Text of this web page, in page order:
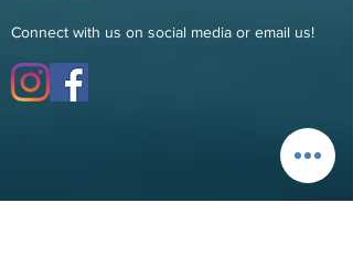
Connect with us on social media or email us!